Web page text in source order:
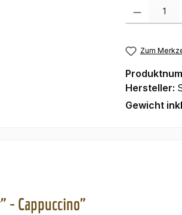
Produkt
Zum
Hersteller:
Gewicht
- Cappuccino"